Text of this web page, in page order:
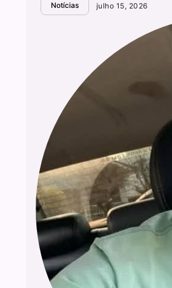
Notícias julho 15, 2026